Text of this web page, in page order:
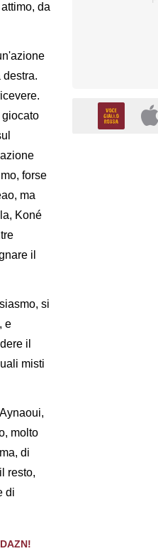
da
giocato
forse
ma
Koné
il
si
e
il
misti
molto
di
resto,
di